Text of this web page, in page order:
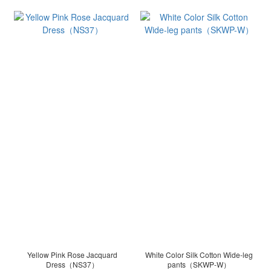
Yellow Pink Rose Jacquard
Dress（NS37）
White Color Silk Cotton Wide-leg
pants（SKWP-W）